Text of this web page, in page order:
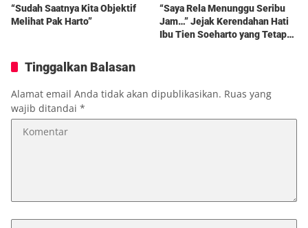
“Sudah Saatnya Kita Objektif
Melihat Pak Harto”
“Saya Rela Menunggu Seribu
Jam…” Jejak Kerendahan Hati
Ibu Tien Soeharto yang Tetap
Tinggalkan Balasan
Alamat email Anda tidak akan dipublikasikan. Ruas yang
wajib ditandai *